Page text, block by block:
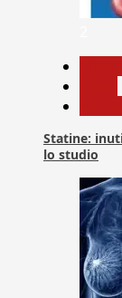
Statine:
lo studio